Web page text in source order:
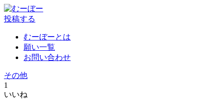
投稿する
むーぼーとは
願い一覧
お問い合わせ
その他
1
いいね